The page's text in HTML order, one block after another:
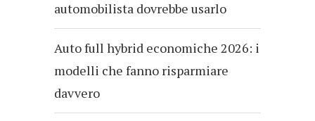
automobilista dovrebbe usarlo
Auto full hybrid economiche 2026: i
modelli che fanno risparmiare
davvero